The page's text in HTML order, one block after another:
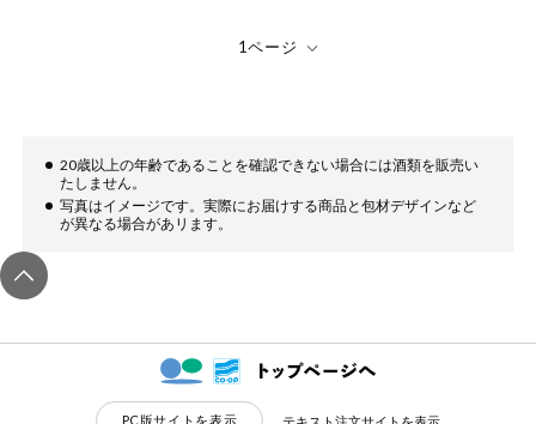
20歳以上の年齢であることを確認できない場合には酒類を販売い
たしません。
写真はイメージです。実際にお届けする商品と包材デザインなど
が異なる場合があリます。
PC版サイトを表示 テキスト注文サイトを表示